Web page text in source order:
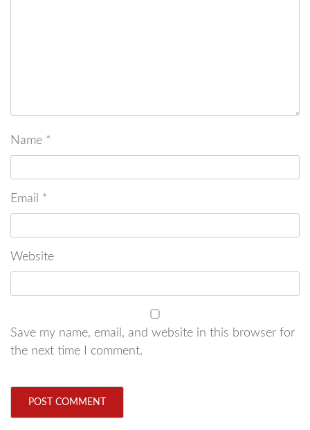
Name *
Email *
Website
Save my name, email, and website in this browser for
the next time I comment.